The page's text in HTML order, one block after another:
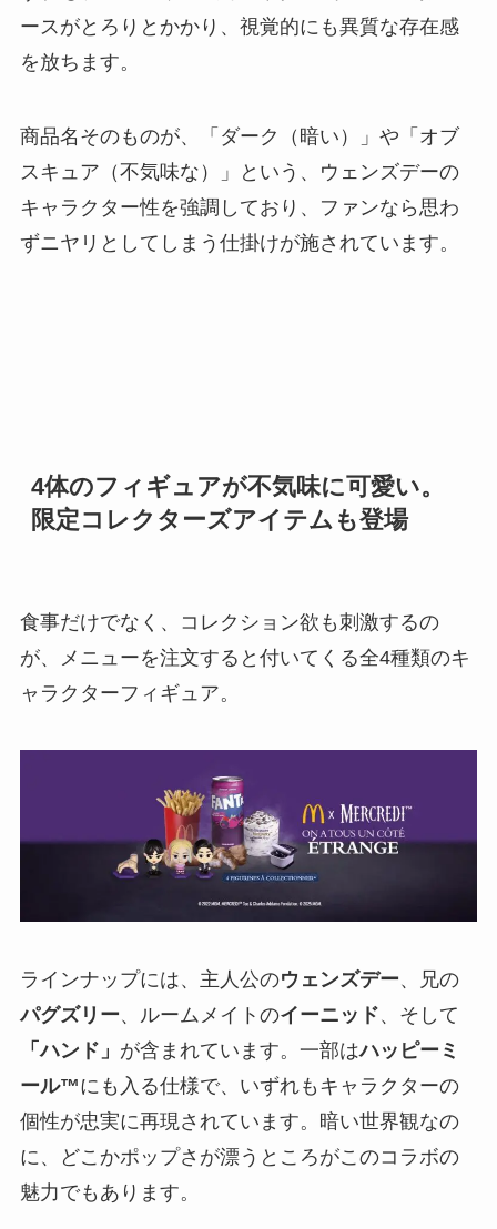
ースがとろりとかかり、視覚的にも異質な存在感
を放ちます。
商品名そのものが、「ダーク（暗い）」や「オブ
スキュア（不気味な）」という、ウェンズデーの
キャラクター性を強調しており、ファンなら思わ
ずニヤリとしてしまう仕掛けが施されています。
4体のフィギュアが不気味に可愛い。
限定コレクターズアイテムも登場
食事だけでなく、コレクション欲も刺激するの
が、メニューを注文すると付いてくる全4種類のキ
ャラクターフィギュア。
ラインナップには、主人公のウェンズデー、兄の
パグズリー、ルームメイトのイーニッド、そして
「ハンド」 が含まれています。一部はハッピーミ
ール™にも入る仕様で、いずれもキャラクターの
個性が忠実に再現されています。暗い世界観なの
に、どこかポップさが漂うところがこのコラボの
魅力でもあります。